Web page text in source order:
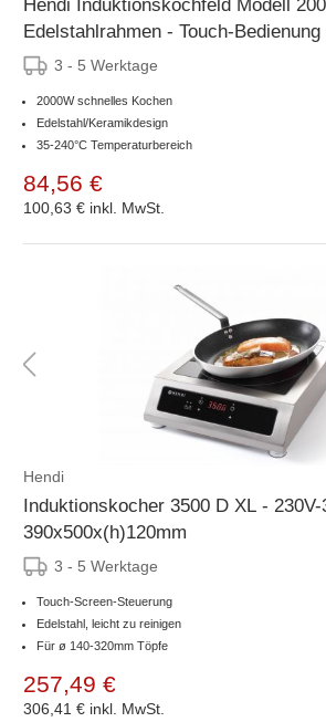
Hendi Induktionskochfeld Modell
Edelstahlrahmen - Touch-Bedienung
Keramikglasoberfläche
3 - 5 Werktage
2000W schnelles Kochen
Edelstahl/Keramikdesign
35-240°C Temperaturbereich
84,56 €
100,63 € inkl. MwSt.
Hendi
Induktionskocher 3500 D XL -
390x500x(h)120mm
3 - 5 Werktage
Touch-Screen-Steuerung
Edelstahl, leicht zu reinigen
Für ø 140-320mm Töpfe
257,49 €
306,41 € inkl. MwSt.